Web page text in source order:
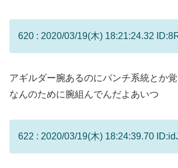
620 : 2020/03/19(木) 18:21:24.32
アギルダー腕あるのにパンチ系統とか
なんのために腕組んでんだよあいつ
622 : 2020/03/19(木) 18:24:39.70